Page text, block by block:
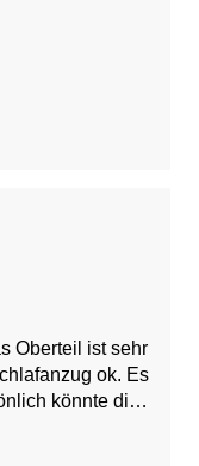
Oberteil ist sehr
ok. Es
könnte die
etwas